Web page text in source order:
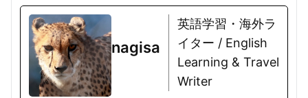
nagisa
英語学習・海外ラ
イター / English
Learning & Travel
Writer